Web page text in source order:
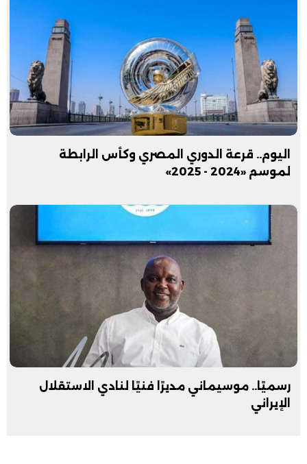
اليوم.. قرعة الدوري المصري وكأس الرابطة
لموسم «2024 - 2025»
رسميًا.. موسيماني مديرًا فنيًا لنادي الاستقلال
الإيراني